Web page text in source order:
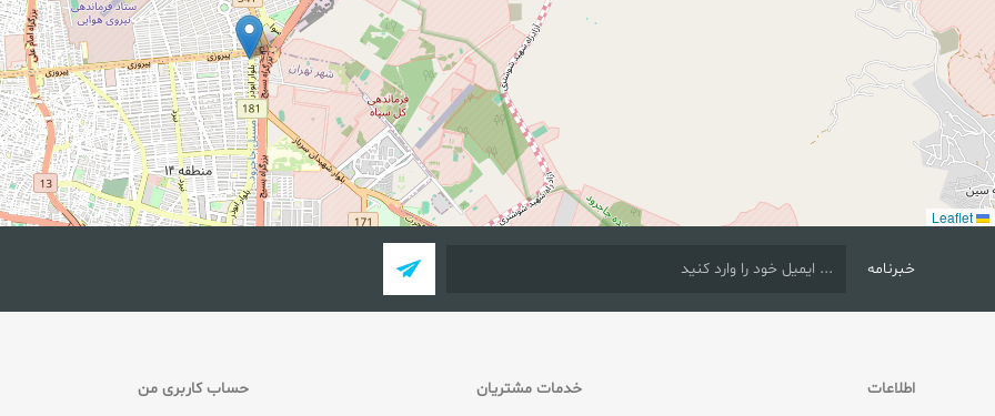
خبرنامه
اطلاعات خدمات مشتریان حساب کاربری من